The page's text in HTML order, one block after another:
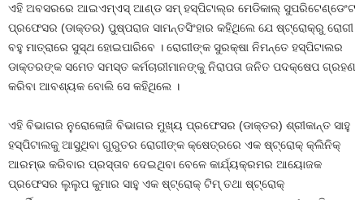
ଏହି ଅବସରରେ ଆଇଏମ୍‌ଏସ୍ ଆଣ୍ଡ ସମ୍ ହସ୍ପିଟାଲ୍‌ର ମେଡିକାଲ୍ ସୁପରିଟେଣ୍ଡେଂଟ
ପ୍ରଫେସର (ଡାକ୍ତର) ପୁଷ୍ପରାଜ ସାମନ୍ତସିଂହାର କହିଥିଲେ ଯେ ଷ୍ଟ୍ରୋକ୍‌ରୁ ରୋଗୀ
ବହୁ ମାତ୍ରାରେ ସୁସ୍ଥ ହୋଇପାରିବେ । ରୋଗୀଙ୍କ ସୁରକ୍ଷା ନିମନ୍ତେ ହସ୍ପିଟାଲର
ଡାକ୍ତରଙ୍କ ସମେତ ସମସ୍ତ କର୍ମଚାରୀମାନଙ୍କୁ ନିରାପତା ଜନିତ ପଦକ୍ଷେପ ଗ୍ରହଣ
କରିବା ଆବଶ୍ୟକ ବୋଲି ସେ କହିଥିଲେ ।
ଏହି ବିଭାଗର ନୁରୋଲୋଜି ବିଭାଗର ମୁଖ୍ୟ ପ୍ରଫେସର (ଡାକ୍ତର) ଶ୍ରୀକାନ୍ତ ସାହୁ
ହସ୍ପିଟାଲକୁ ଆସୁଥିବା ଗୁରୁତର ରୋଗୀଙ୍କ କ୍ଷେତ୍ରରେ ଏକ ଷ୍ଟ୍ରୋକ୍ କ୍ଲିନିକ୍
ଆରମ୍ଭ କରିବାର ପ୍ରସ୍ତାବ ଦେଇଥିବା ବେଳେ କାର୍ଯ୍ୟକ୍ରମର ଆୟୋଜକ
ପ୍ରଫେସର ଲୁଲୁପ କୁମାର ସାହୁ ଏକ ଷ୍ଟ୍ରୋକ୍ ଟିମ୍ ତଥା ଷ୍ଟ୍ରୋକ୍